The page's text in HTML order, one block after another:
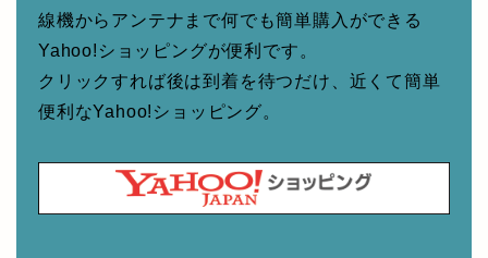
線機からアンテナまで何でも簡単購入ができる
Yahoo!ショッピングが便利です。
クリックすれば後は到着を待つだけ、近くて簡単
便利なYahoo!ショッピング。